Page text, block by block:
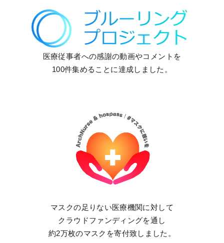
医療従事者への感謝の動画やコメントを
100件集めることに達成しました。
マスクの足りない医療機関に対して
クラウドファンディングを通し
約2万枚のマスクを寄付致しました。